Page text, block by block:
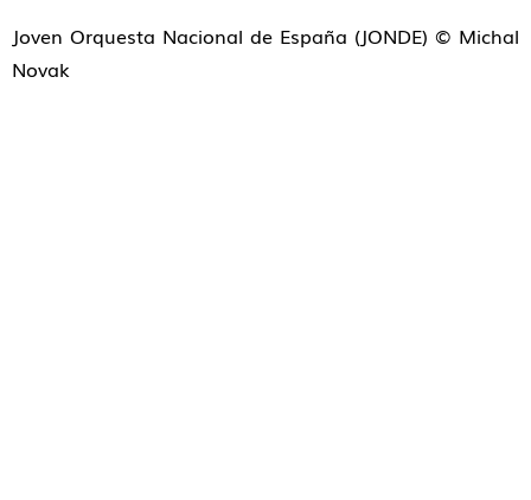
Joven Orquesta Nacional de España (JONDE) © Michal
Novak